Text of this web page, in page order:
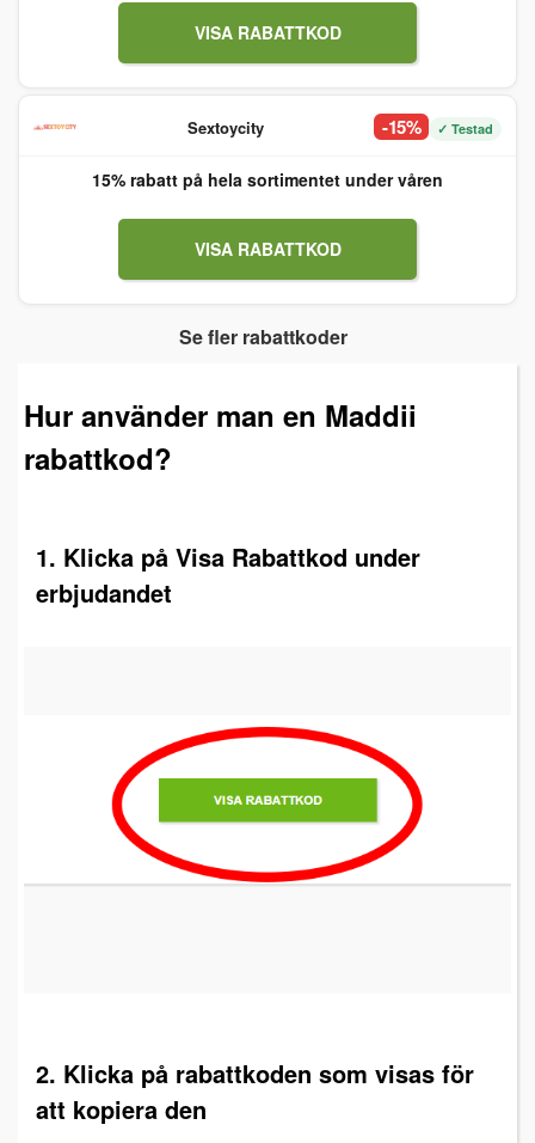
VISA RABATTKOD
Sextoycity -15% ✓ Testad
15% rabatt på hela sortimentet under våren
VISA RABATTKOD
Se fler rabattkoder
Hur använder man en Maddii
rabattkod?
1. Klicka på Visa Rabattkod under
erbjudandet
2. Klicka på rabattkoden som visas för
att kopiera den